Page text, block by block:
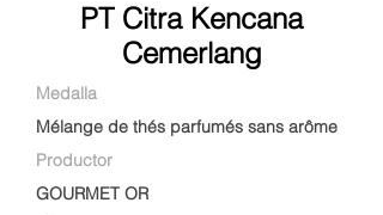
PT Citra Kencana
Cemerlang
Medalla
Mélange de thés parfumés sans arôme
Productor
GOURMET OR